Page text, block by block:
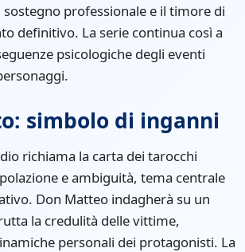
sostegno professionale e il timore di
definitivo. La serie continua così a
psicologiche degli eventi
simbolo di inganni
richiama la carta dei tarocchi
e ambiguità, tema centrale
Don Matteo indagherà su un
la credulità delle vittime,
personali dei protagonisti. La